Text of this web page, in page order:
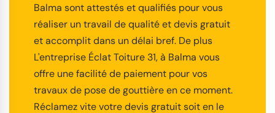
Balma sont attestés et qualifiés pour vous
réaliser un travail de qualité et devis gratuit
et accomplit dans un délai bref. De plus
L'entreprise Éclat Toiture 31, à Balma vous
offre une facilité de paiement pour vos
travaux de pose de gouttière en ce moment.
Réclamez vite votre devis gratuit soit en le